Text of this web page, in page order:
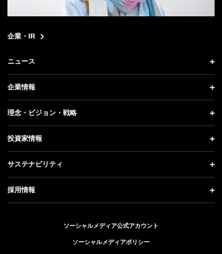
企業・IR
ニュース
ニュース トップ
プレスリリース
更新情報
記者説明会
企業情報
企業情報 トップ
社長メッセージ
事業紹介
ガバナンス
理念・ビジョン・戦略
理念・ビジョン・戦略 トップ
成長戦略「Activate AI for Society」
人材戦略
投資家情報
投資家情報 トップ
経営方針
個人投資家の皆さまへ
サステナビリティ
サステナビリティ トップ
トップメッセージ
ESG方針・体制
採用情報
ソーシャルメディア公式アカウント
ソーシャルメディアポリシー